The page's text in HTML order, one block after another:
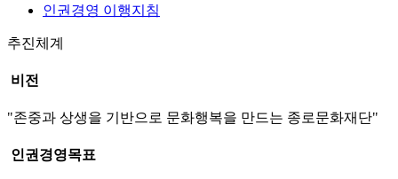
인권경영 이행지침
추진체계
비전
"존중과 상생을 기반으로 문화행복을 만드는 종로문화재단"
인권경영목표